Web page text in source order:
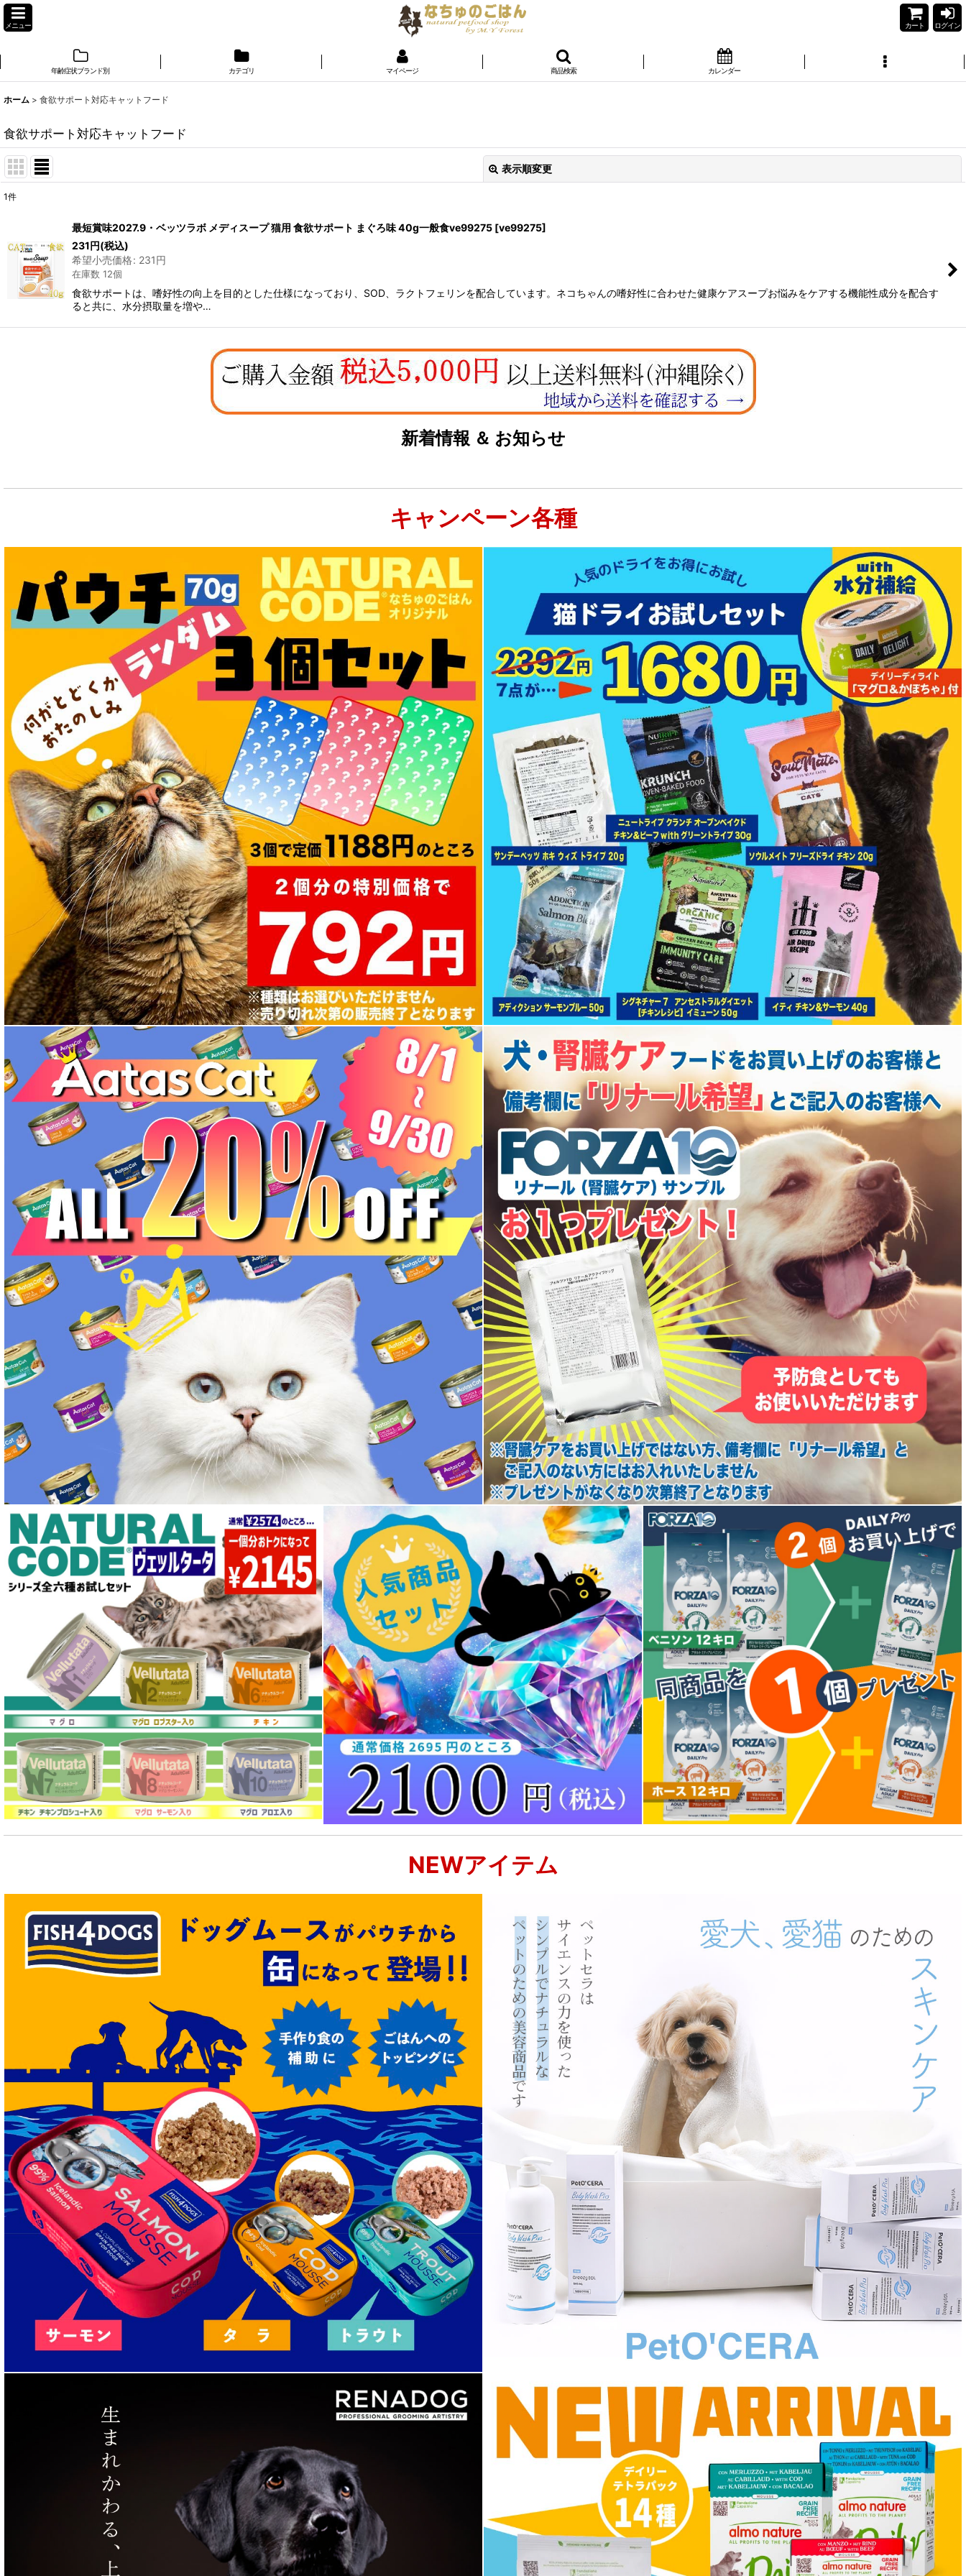
メニュー カート ログイン
年齢症状ブランド別 カテゴリ マイページ 商品検索 カレンダー
ホーム > 食欲サポート対応キャットフード
食欲サポート対応キャットフード
表示順変更
在庫あり
並び順:
1件
最短賞味2027.9・ベッツラボ メディスープ 猫用 食欲サポート まぐろ味 40g一般食ve99275 [ve99275]
231円(税込)
希望小売価格: 231円
在庫数 12個
食欲サポートは、嗜好性の向上を目的とした仕様になっており、SOD、ラクトフェリンを配合しています。ネコちゃんの嗜好性に合わせた健康ケアスープお悩みをケアする機能性成分を配合す
ると共に、水分摂取量を増や…
新着情報 ＆ お知らせ
キャンペーン各種
NEWアイテム